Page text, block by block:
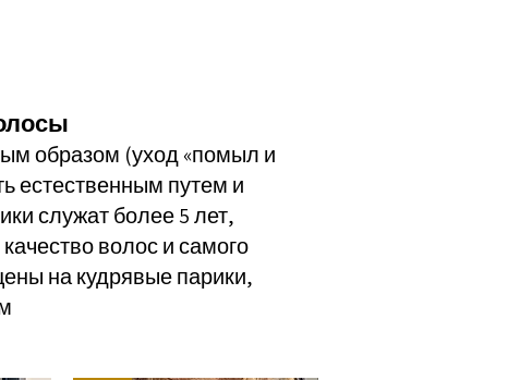
образом (уход «помыл и
естественным путем и
служат более 5 лет,
волос и самого
на кудрявые парики,